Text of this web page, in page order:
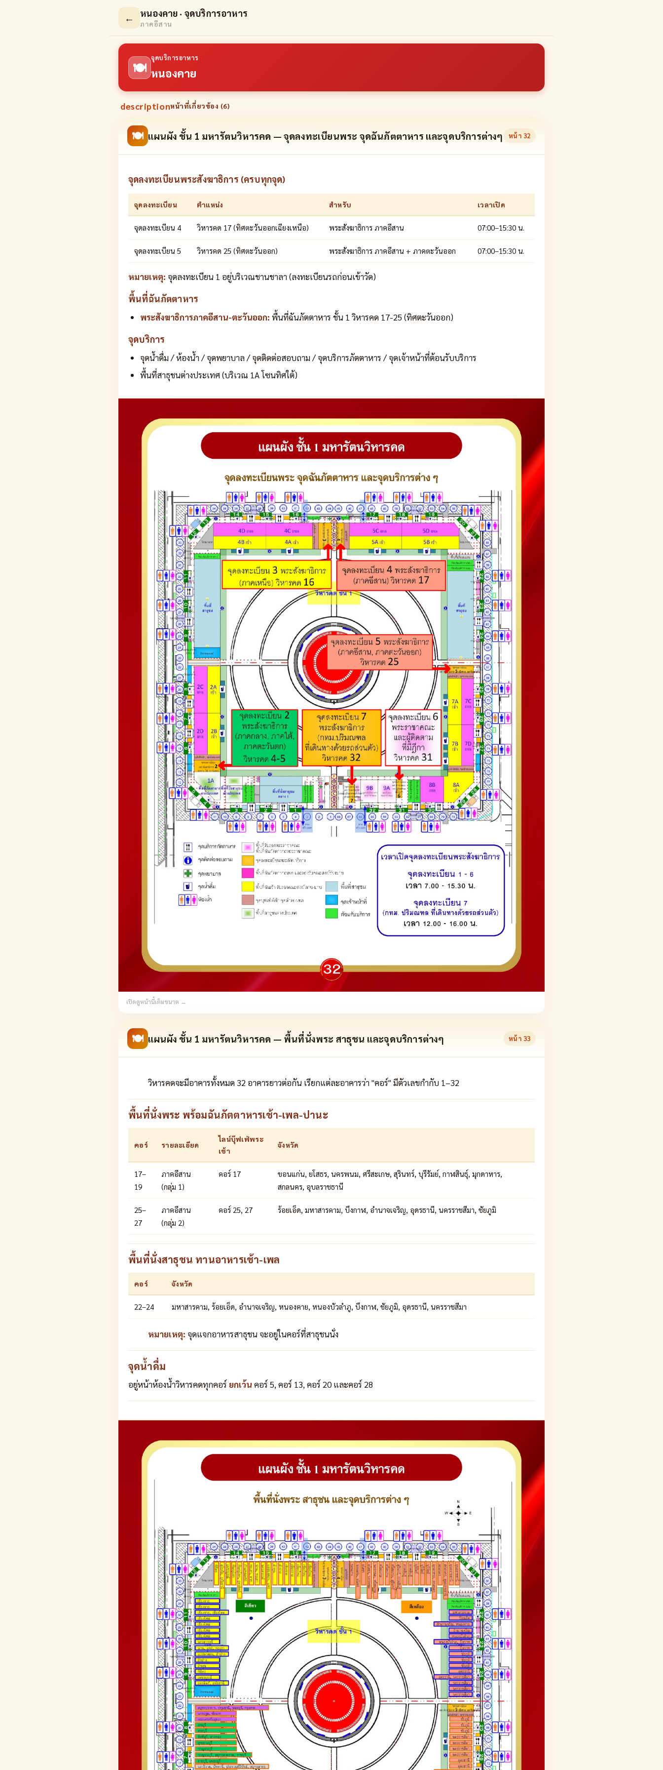
← หนองคาย · จุดบริการอาหาร
ภาคอีสาน
🍽
จุดบริการอาหาร
หนองคาย
descriptionหน้าที่เกี่ยวข้อง (6)
🍽 แผนผัง ชั้น 1 มหารัตนวิหารคด — จุดลงทะเบียนพระ จุดฉันภัตตาหาร และจุดบริการต่างๆ หน้า 32
จุดลงทะเบียนพระสังฆาธิการ (ครบทุกจุด)
จุดลงทะเบียน ตำแหน่ง สำหรับ เวลาเปิด
จุดลงทะเบียน 4 วิหารคด 17 (ทิศตะวันออกเฉียงเหนือ) พระสังฆาธิการ ภาคอีสาน 07:00–15:30 น.
จุดลงทะเบียน 5 วิหารคด 25 (ทิศตะวันออก) พระสังฆาธิการ ภาคอีสาน + ภาคตะวันออก 07:00–15:30 น.
หมายเหตุ: จุดลงทะเบียน 1 อยู่บริเวณชานชาลา (ลงทะเบียนรถก่อนเข้าวัด)
พื้นที่ฉันภัตตาหาร
พระสังฆาธิการภาคอีสาน-ตะวันออก: พื้นที่ฉันภัตตาหาร ชั้น 1 วิหารคด 17-25 (ทิศตะวันออก)
จุดบริการ
จุดน้ำดื่ม / ห้องน้ำ / จุดพยาบาล / จุดติดต่อสอบถาม / จุดบริการภัตตาหาร / จุดเจ้าหน้าที่ต้อนรับบริการ
พื้นที่สาธุชนต่างประเทศ (บริเวณ 1A โซนทิศใต้)
เปิดดูหน้านี้เต็มขนาด →
🍽 แผนผัง ชั้น 1 มหารัตนวิหารคด — พื้นที่นั่งพระ สาธุชน และจุดบริการต่างๆ หน้า 33
วิหารคดจะมีอาคารทั้งหมด 32 อาคารยาวต่อกัน เรียกแต่ละอาคารว่า "คอร์" มีตัวเลขกำกับ 1–32
พื้นที่นั่งพระ พร้อมฉันภัตตาหารเช้า-เพล-ปานะ
คอร์ รายละเอียด
ไลน์บุ๊ฟเฟ่พระ
เช้า
จังหวัด
17–
19
ภาคอีสาน
(กลุ่ม 1)
คอร์ 17
ขอนแก่น, ยโสธร, นครพนม, ศรีสะเกษ, สุรินทร์, บุรีรัมย์, กาฬสินธุ์, มุกดาหาร,
สกลนคร, อุบลราชธานี
25–
27
ภาคอีสาน
(กลุ่ม 2)
คอร์ 25, 27 ร้อยเอ็ด, มหาสารคาม, บึงกาฬ, อำนาจเจริญ, อุดรธานี, นครราชสีมา, ชัยภูมิ
พื้นที่นั่งสาธุชน ทานอาหารเช้า-เพล
คอร์ จังหวัด
22–24 มหาสารคาม, ร้อยเอ็ด, อำนาจเจริญ, หนองคาย, หนองบัวลำภู, บึงกาฬ, ชัยภูมิ, อุดรธานี, นครราชสีมา
หมายเหตุ: จุดแจกอาหารสาธุชน จะอยู่ในคอร์ที่สาธุชนนั่ง
จุดน้ำดื่ม
อยู่หน้าห้องน้ำวิหารคดทุกคอร์ ยกเว้น คอร์ 5, คอร์ 13, คอร์ 20 และคอร์ 28